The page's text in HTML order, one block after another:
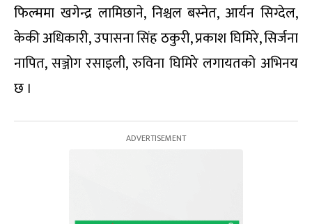
फिल्ममा खगेन्द्र लामिछाने, निश्चल बस्नेत, आर्यन सिग्देल,
केकी अधिकारी, उपासना सिंह ठकुरी, प्रकाश घिमिरे, सिर्जना
नापित, सञ्जोग रसाइली, रुविना घिमिरे लगायतको अभिनय
छ ।